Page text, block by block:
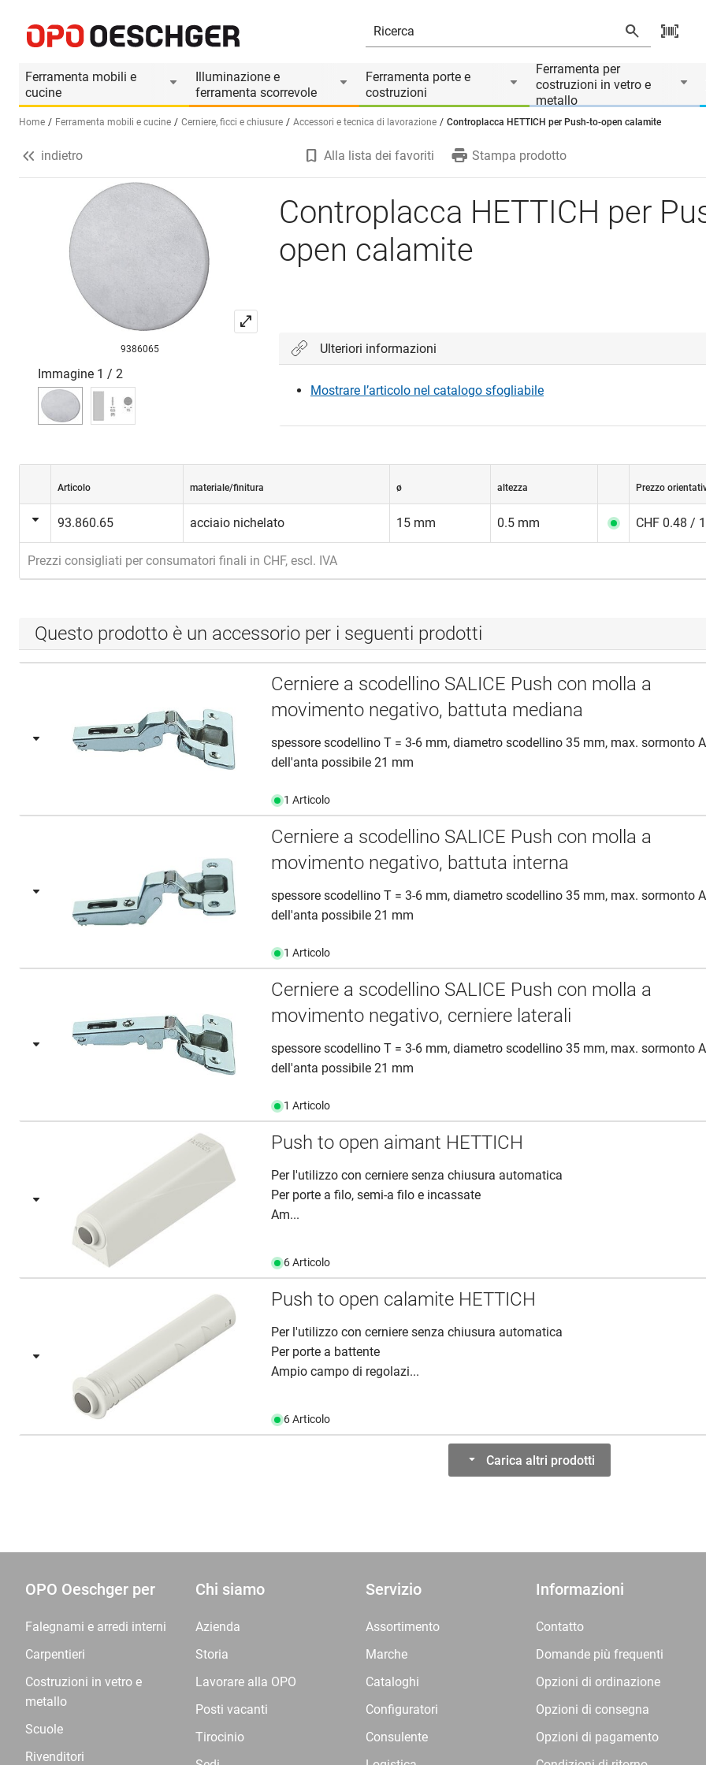
Ferramenta mobili e
cucine
Illuminazione e
ferramenta scorrevole
Ferramenta porte e
costruzioni
Ferramenta per
costruzioni in vetro e
metallo
Seleziona una lingua (IT)
Home Ferramenta mobili e cucine Cerniere, ficci e chiusure Accessori e tecnica di lavorazione Controplacca HETTICH per Push-to-open calamite
Informazioni prodotto
Il prodotto è accessorio di
indietro Alla lista dei favoriti Stampa prodotto
9386065
Immagine 1 / 2
Controplacca HETTICH per
open calamite
Ulteriori informazioni
Mostrare l’articolo nel catalogo sfogliabile
Articolo materiale/finitura ø altezza Prezzo
93.860.65 acciaio nichelato 15 mm 0.5 mm CHF 0.48 /
Prezzi consigliati per consumatori finali in CHF, escl. IVA
Questo prodotto è un accessorio per i seguenti prodotti
Cerniere a scodellino SALICE Push con molla a
movimento negativo, battuta mediana
spessore scodellino T = 3-6 mm, diametro scodellino 35 mm, max. sormonto A
dell'anta possibile 21 mm
1 Articolo
Cerniere a scodellino SALICE Push con molla a
movimento negativo, battuta interna
spessore scodellino T = 3-6 mm, diametro scodellino 35 mm, max. sormonto A
dell'anta possibile 21 mm
1 Articolo
Cerniere a scodellino SALICE Push con molla a
movimento negativo, cerniere laterali
spessore scodellino T = 3-6 mm, diametro scodellino 35 mm, max. sormonto A
dell'anta possibile 21 mm
1 Articolo
Push to open aimant HETTICH
Per l'utilizzo con cerniere senza chiusura automatica
Per porte a filo, semi-a filo e incassate
Am...
6 Articolo
Push to open calamite HETTICH
Per l'utilizzo con cerniere senza chiusura automatica
Per porte a battente
Ampio campo di regolazi...
6 Articolo
Carica altri prodotti
OPO Oeschger per
Falegnami e arredi interni
Carpentieri
Costruzioni in vetro e
metallo
Scuole
Rivenditori
Chi siamo
Azienda
Storia
Lavorare alla OPO
Posti vacanti
Tirocinio
Servizio
Assortimento
Marche
Cataloghi
Configuratori
Consulente
Informazioni
Contatto
Domande più frequenti
Opzioni di ordinazione
Opzioni di consegna
Opzioni di pagamento